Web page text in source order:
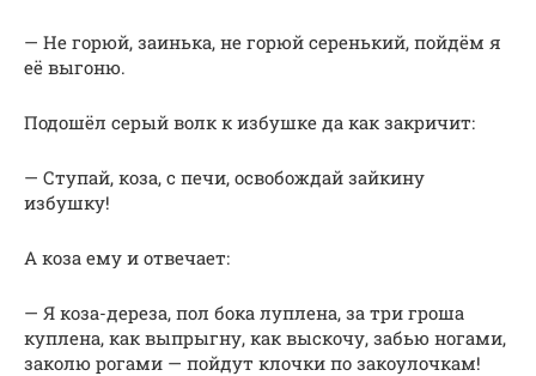
— Не горюй, заинька, не горюй серенький, пойдём я
её выгоню.
Подошёл серый волк к избушке да как закричит:
— Ступай, коза, с печи, освобождай зайкину
избушку!
А коза ему и отвечает:
— Я коза-дереза, пол бока луплена, за три гроша
куплена, как выпрыгну, как выскочу, забью ногами,
заколю рогами — пойдут клочки по закоулочкам!